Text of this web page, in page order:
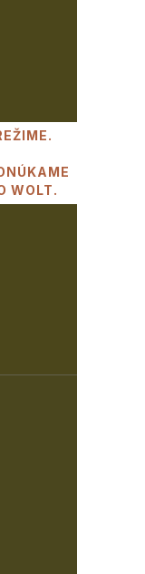
WOLT.